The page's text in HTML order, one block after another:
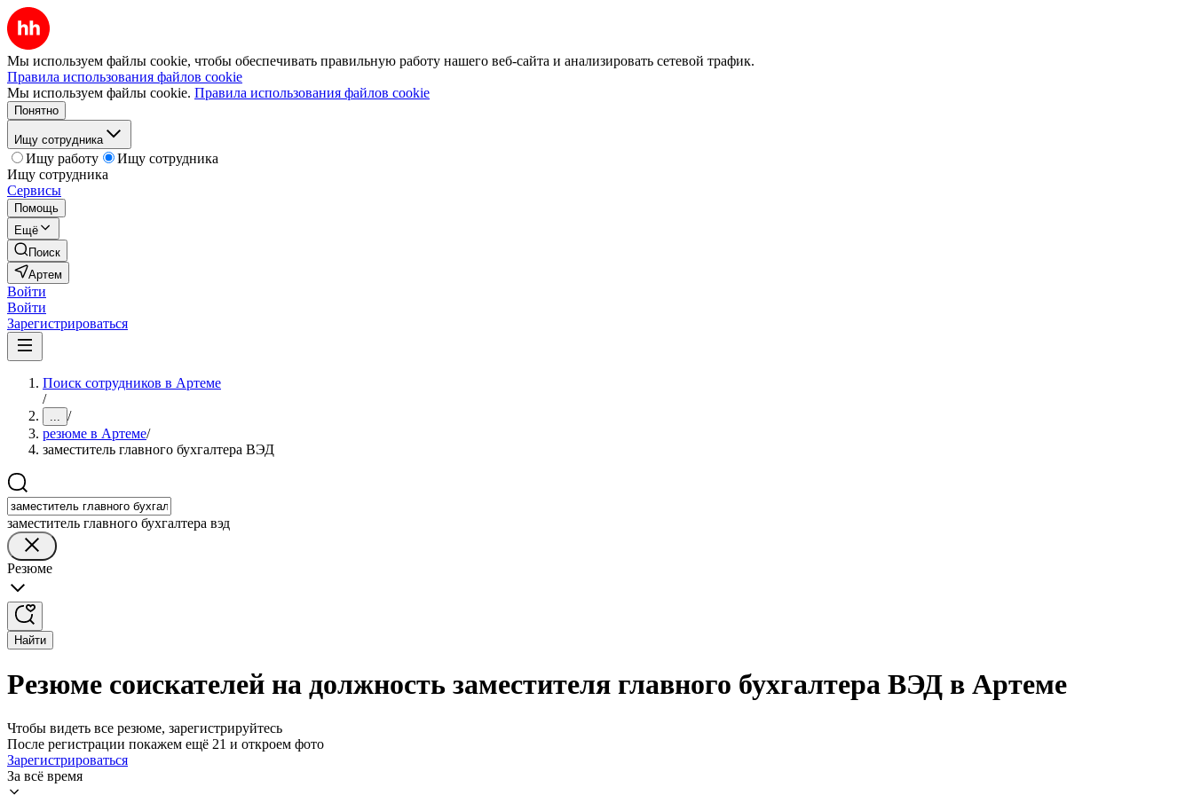
Мы используем файлы cookie, чтобы обеспечивать правильную работу нашего веб-сайта и анализировать сетевой трафик.
Правила использования файлов cookie
Мы используем файлы cookie. Правила использования файлов cookie
Понятно
Ищу сотрудника
Ищу работу
Ищу сотрудника
Ищу сотрудника
Сервисы
Помощь
Ещё
Поиск
Артем
Войти
Войти
Зарегистрироваться
Поиск сотрудников в Артеме
/
... /
резюме в Артеме/
заместитель главного бухгалтера ВЭД
заместитель главного бухгалтера вэд
Резюме
Найти
Резюме соискателей на должность заместителя главного бухгалтера ВЭД в Артеме
Чтобы видеть все резюме, зарегистрируйтесь
После регистрации покажем ещё 21 и откроем фото
Зарегистрироваться
За всё время